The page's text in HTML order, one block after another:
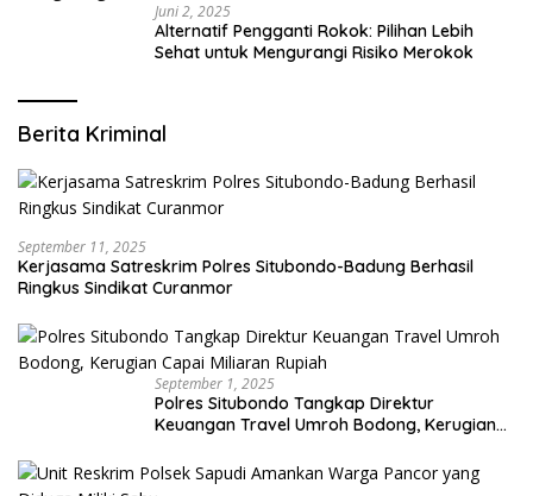
Juni 2, 2025
Alternatif Pengganti Rokok: Pilihan Lebih
Sehat untuk Mengurangi Risiko Merokok
Berita Kriminal
September 11, 2025
Kerjasama Satreskrim Polres Situbondo-Badung Berhasil
Ringkus Sindikat Curanmor
September 1, 2025
Polres Situbondo Tangkap Direktur
Keuangan Travel Umroh Bodong, Kerugian